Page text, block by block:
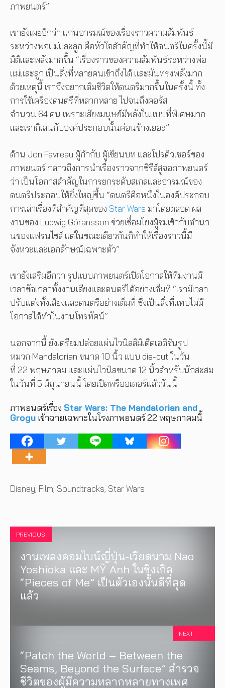
ภาพยนตร์”
เขายังเผยอีกว่า แก่นอารมณ์ของเรื่องราวความสัมพันธ์
ระหว่างพ่อแม่และลูก คือหัวใจสำคัญที่ทำให้ดนตรีในครั้งนี้มี
มิติและพลังมากขึ้น “เรื่องราวของความสัมพันธ์ระหว่างพ่อ
แม่และลูก เป็นสิ่งที่หลายคนเข้าถึงได้ และมันทรงพลังมาก
ด้วยเหตุนี้ เราจึงอยากเติมชีวิตให้ดนตรีมากขึ้นในครั้งนี้ ทั้ง
การใช้เครื่องดนตรีที่หลากหลาย ไปจนถึงคอรัส
จำนวน 64 คน เพราะเสียงมนุษย์มีพลังในแบบที่พิเศษมาก
และเราก็เล่นกับองค์ประกอบนั้นค่อนข้างเยอะ”
ด้าน Jon Favreau ผู้กำกับ ผู้เขียนบท และโปรดิวเซอร์ของ
ภาพยนตร์ กล่าวถึงการนำเรื่องราวจากซีรีส์สู่จอภาพยนตร์
ว่า เป็นโอกาสสำคัญในการยกระดับสเกลและอารมณ์ของ
ดนตรีประกอบให้ยิ่งใหญ่ขึ้น “ดนตรีคือหนึ่งในองค์ประกอบ
การเล่าเรื่องที่สำคัญที่สุดของ Star Wars มาโดยตลอด ผล
งานของ Ludwig Göransson ช่วยเชื่อมโยงผู้ชมเข้ากับตำนา
นของแฟรนไชส์ แต่ในขณะเดียวกันก็ทำให้เรื่องราวนี้มี
จังหวะและเอกลักษณ์เฉพาะตัว”
เขายังเสริมอีกว่า รูปแบบภาพยนตร์เปิดโอกาสให้ทีมงานมี
เวลาขัดเกลาทั้งงานเสียงและดนตรีได้อย่างเต็มที่ “เรามีเวลา
ปรับแต่งทั้งเสียงและดนตรีอย่างเต็มที่ ซึ่งเป็นสิ่งที่แทบไม่มี
โอกาสได้ทำในงานโทรทัศน์”
นอกจากนี้ ยังเตรียมปล่อยแผ่นไวนิลลิมิเต็ดเอดิชันรูป
หมวก Mandalorian ขนาด 10 นิ้ว แบบ die-cut ในวัน
ที่ 22 พฤษภาคม และแผ่นไวนิลขนาด 12 นิ้วสำหรับนักสะสม
ในวันที่ 5 มิถุนายนนี้ โดยเปิดพรีออเดอร์แล้ววันนี้
ภาพยนตร์เรื่อง Star Wars: The Mandalorian and
Grogu เข้าฉายเฉพาะในโรงภาพยนตร์ 22 พฤษภาคมนี้
Tags
Disney, Film, Soundtracks, Star Wars
PREVIOUS
งานเพลงคอมไบน์ญี่ปุ่น-เวียดนาม Nao
Yoshioka และ MỸ Anh ในซิงเกิล
“Pieces of Me” เป็นตัวเองนั้นดีที่สุด
แล้ว
“Patch the World – Between the
Seams, Beyond the Surface” สำรวจ
ชีวิตของผู้มีความหลากหลายทางเพศ
NEXT